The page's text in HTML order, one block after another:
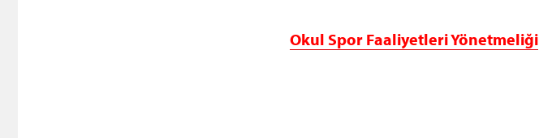
Okul Spor Faaliyetleri Yönetmeliği